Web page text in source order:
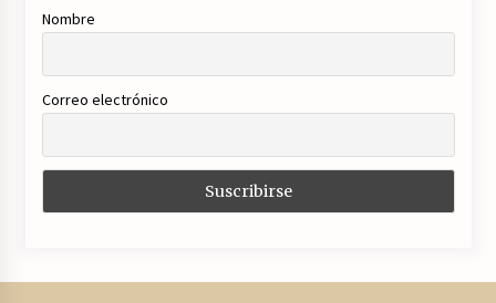
Nombre
Correo electrónico